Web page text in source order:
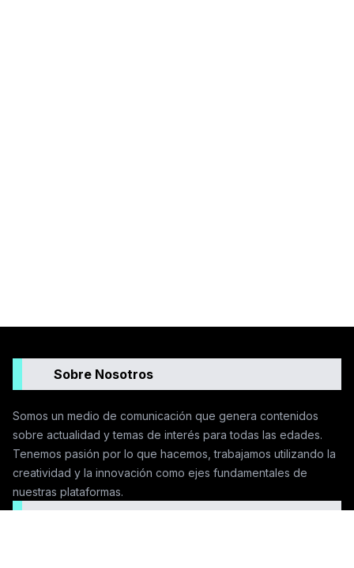
Sobre Nosotros
Somos un medio de comunicación que genera contenidos
sobre actualidad y temas de interés para todas las edades.
Tenemos pasión por lo que hacemos, trabajamos utilizando la
creatividad y la innovación como ejes fundamentales de
nuestras plataformas.